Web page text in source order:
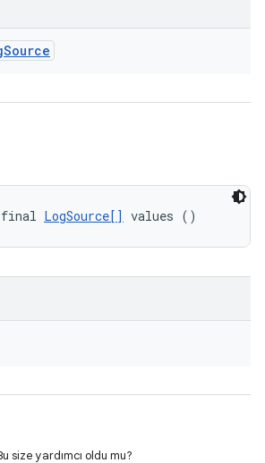
Source
LogSource[] values ()
size yardımcı oldu mu?